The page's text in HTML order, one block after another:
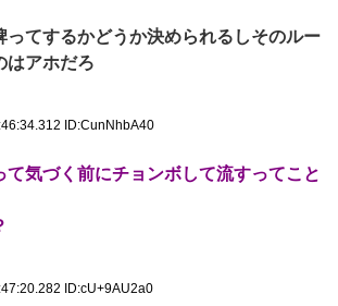
ってするかどうか決められるしそのルー
はアホだろ
ID:CunNhbA40
て気づく前にチョンボして流すってこと
ID:cU+9AU2a0